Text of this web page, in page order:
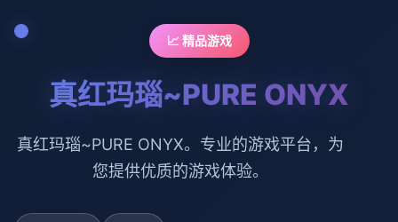
📈 精品游戏
真红玛瑙~PURE ONYX
真红玛瑙~PURE ONYX。专业的游戏平台，为
您提供优质的游戏体验。